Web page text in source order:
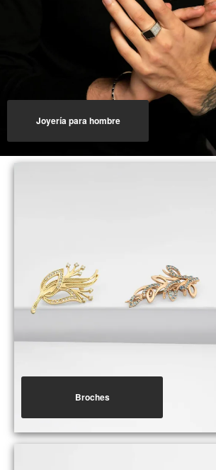
Joyería para hombre
Broches